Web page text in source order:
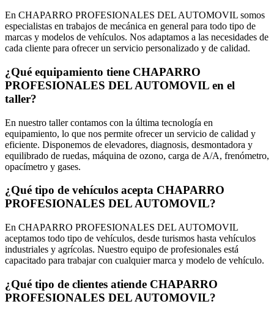
En CHAPARRO PROFESIONALES DEL AUTOMOVIL somos
especialistas en trabajos de mecánica en general para todo tipo de
marcas y modelos de vehículos. Nos adaptamos a las necesidades de
cada cliente para ofrecer un servicio personalizado y de calidad.
¿Qué equipamiento tiene CHAPARRO
PROFESIONALES DEL AUTOMOVIL en el
taller?
En nuestro taller contamos con la última tecnología en
equipamiento, lo que nos permite ofrecer un servicio de calidad y
eficiente. Disponemos de elevadores, diagnosis, desmontadora y
equilibrado de ruedas, máquina de ozono, carga de A/A, frenómetro,
opacímetro y gases.
¿Qué tipo de vehículos acepta CHAPARRO
PROFESIONALES DEL AUTOMOVIL?
En CHAPARRO PROFESIONALES DEL AUTOMOVIL
aceptamos todo tipo de vehículos, desde turismos hasta vehículos
industriales y agrícolas. Nuestro equipo de profesionales está
capacitado para trabajar con cualquier marca y modelo de vehículo.
¿Qué tipo de clientes atiende CHAPARRO
PROFESIONALES DEL AUTOMOVIL?